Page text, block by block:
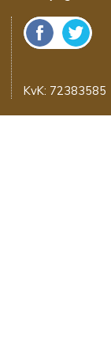
KvK: 72383585